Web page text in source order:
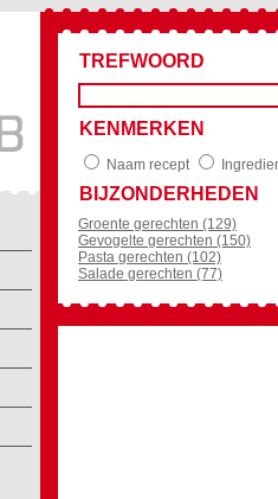
TREFWOORD
KENMERKEN
Naam recept
BIJZONDERHEDEN
Groente gerechten (129)
Gevogelte gerechten (150)
Pasta gerechten (102)
Salade gerechten (77)